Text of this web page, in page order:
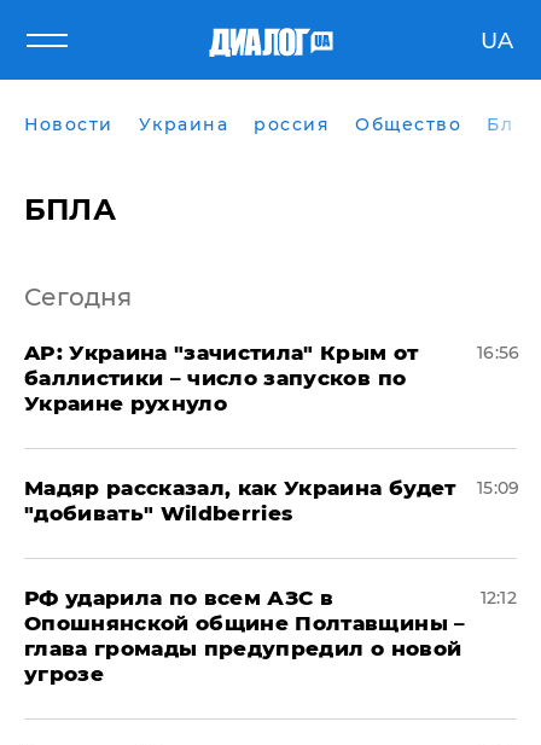
UA
Новости Украина россия Общество
БПЛА
Сегодня
AP: Украина "зачистила" Крым от
баллистики – число запусков по
Украине рухнуло
16:56
Мадяр рассказал, как Украина будет
"добивать" Wildberries
15:09
РФ ударила по всем АЗС в
Опошнянской общине Полтавщины –
глава громады предупредил о новой
угрозе
12:12